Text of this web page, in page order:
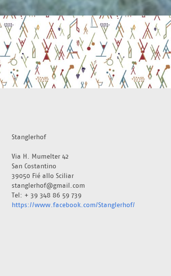
Stanglerhof
Via H. Mumelter 42
San Costantino
39050 Fié allo Sciliar
stanglerhof@gmail.com
Tel: + 39 348 86 59 739
https://www.facebook.com/Stanglerhof/